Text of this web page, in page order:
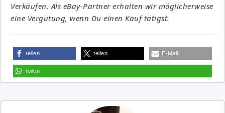
Verkäufen. Als eBay-Partner erhalten wir möglicherweise
eine Vergütung, wenn Du einen Kauf tätigst.
teilen teilen E-Mail
teilen